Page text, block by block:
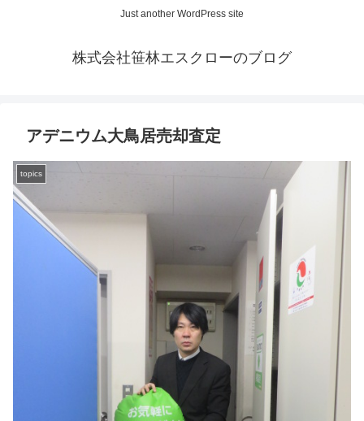
Just another WordPress site
株式会社笹林エスクローのブログ
アデニウム大鳥居売却査定
topics